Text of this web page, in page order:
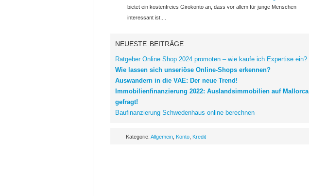
bietet ein kostenfreies Girokonto an, dass vor allem für junge Menschen
interessant ist....
NEUESTE BEITRÄGE
Ratgeber Online Shop 2024 promoten – wie kaufe ich Expertise ein?
Wie lassen sich unseriöse Online-Shops erkennen?
Auswandern in die VAE: Der neue Trend!
Immobilienfinanzierung 2022: Auslandsimmobilien auf Mallorca
gefragt!
Baufinanzierung Schwedenhaus online berechnen
Kategorie: Allgemein Konto Kredit